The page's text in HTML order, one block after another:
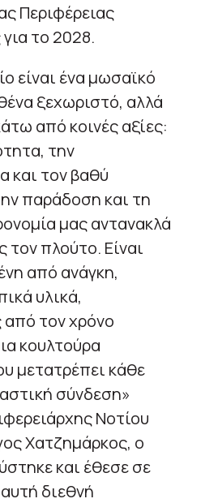
Περιφέρειας
το 2028.
είναι ένα μωσαϊκό
ξεχωριστό, αλλά
από κοινές αξίες:
την
και τον βαθύ
παράδοση και τη
μας αντανακλά
τον πλούτο. Είναι
από ανάγκη,
υλικά,
από τον χρόνο
κουλτούρα
μετατρέπει κάθε
σύνδεση»
Νοτίου
Χατζημάρκος, ο
και έθεσε σε
διεθνή